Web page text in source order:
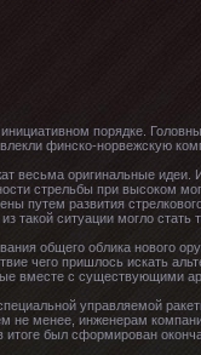
порядке.
финско-норвежскую
весьма оригинальные
стрельбы при высоком
путем развития
такой ситуации могло стать
общего облика нового
чего пришлось искать
вместе с существующими
управляемой
не менее, инженерам
итоге был сформирован